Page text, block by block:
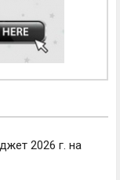
2026 г. на